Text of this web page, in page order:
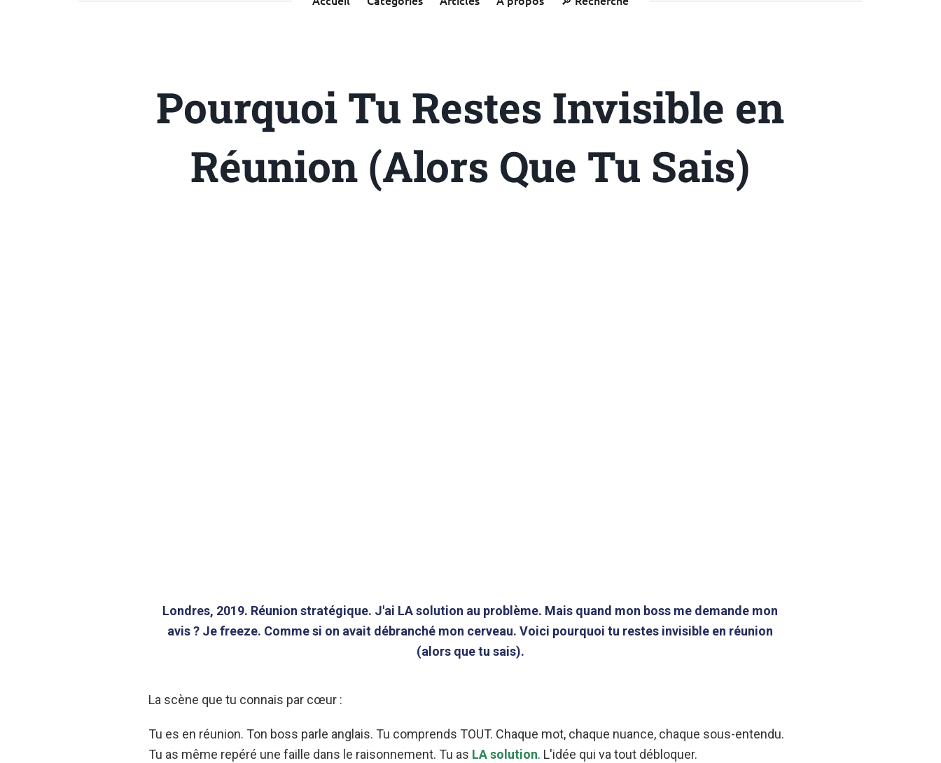
Pourquoi Tu Restes Invisible en
Réunion (Alors Que Tu Sais)
Londres, 2019. Réunion stratégique. J'ai LA solution au problème. Mais quand mon boss me demande mon
avis ? Je freeze. Comme si on avait débranché mon cerveau. Voici pourquoi tu restes invisible en réunion
(alors que tu sais).
La scène que tu connais par cœur :
Tu es en réunion. Ton boss parle anglais. Tu comprends TOUT. Chaque mot, chaque nuance, chaque sous-entendu.
Tu as même repéré une faille dans le raisonnement. Tu as LA solution. L'idée qui va tout débloquer.